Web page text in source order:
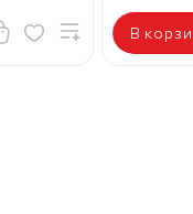
В